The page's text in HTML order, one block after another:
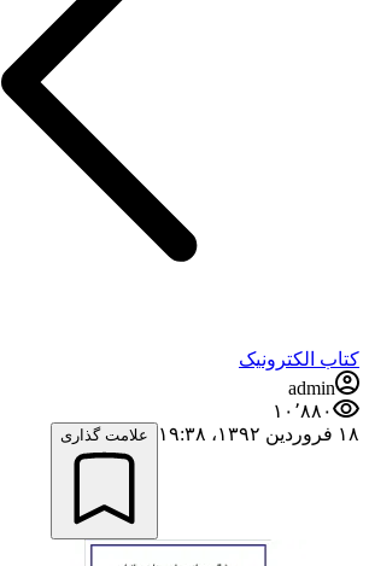
کتاب الکترونیک
admin
۱۰٬۸۸۰
۱۸ فروردین ۱۳۹۲،‏ ۱۹:۳۸
علامت گذاری